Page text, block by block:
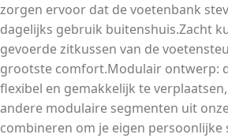
zorgen ervoor dat de voetenbank
dagelijks gebruik buitenshuis.Zacht
gevoerde zitkussen van de
grootste comfort.Modulair ontwerp:
flexibel en gemakkelijk te
andere modulaire segmenten uit
combineren om je eigen persoonlijke